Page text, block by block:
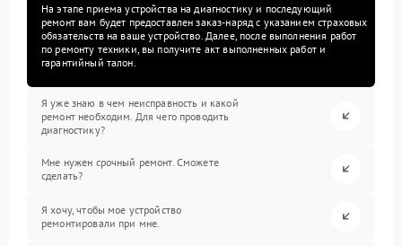
На этапе приема устройства на диагностику и последующий
ремонт вам будет предоставлен заказ-наряд с указанием страховых
обязательств на ваше устройство. Далее, после выполнения работ
по ремонту техники, вы получите акт выполненных работ и
гарантийный талон.
Я уже знаю в чем неисправность и какой
ремонт необходим. Для чего проводить
диагностику?
Мне нужен срочный ремонт. Сможете
сделать?
Я хочу, чтобы мое устройство
ремонтировали при мне.